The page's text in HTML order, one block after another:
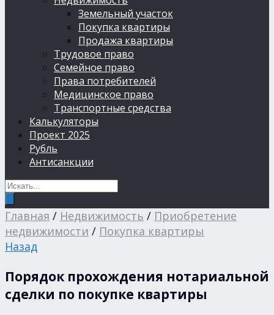
Земельный участок
Покупка квартиры
Продажа квартиры
Трудовое право
Семейное право
Права потребителей
Медицинское право
Транспортные средства
Калькуляторы
Проект 2025
Рубль
Антисанкции
Главная / Недвижимость / Приобретение
недвижимости / Покупка квартиры
Назад
Порядок прохождения нотариальной
сделки по покупке квартиры